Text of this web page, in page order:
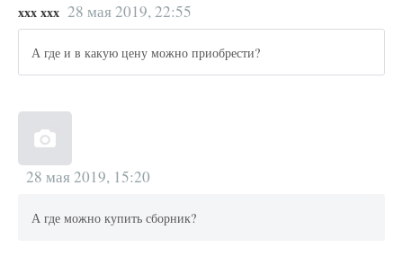
ххх ххх 28 мая 2019, 22:55
А где и в какую цену можно приобрести?
28 мая 2019, 15:20
А где можно купить сборник?